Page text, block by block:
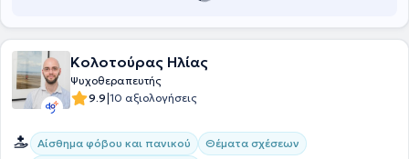
Κολοτούρας Ηλίας
Ψυχοθεραπευτής
9.9|10 αξιολογήσεις
Αίσθημα φόβου και πανικού
Θέματα σχέσεων